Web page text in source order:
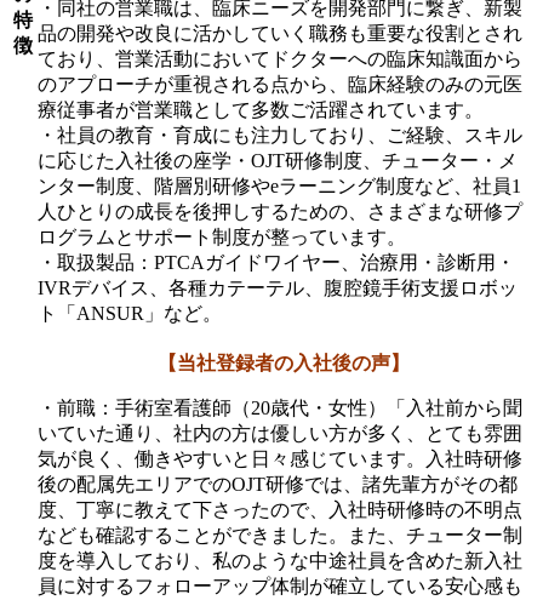
特
徴
・同社の営業職は、臨床ニーズを開発部門に繋ぎ、新製
品の開発や改良に活かしていく職務も重要な役割とされ
ており、営業活動においてドクターへの臨床知識面から
のアプローチが重視される点から、臨床経験のみの元医
療従事者が営業職として多数ご活躍されています。
・社員の教育・育成にも注力しており、ご経験、スキル
に応じた入社後の座学・OJT研修制度、チューター・メ
ンター制度、階層別研修やeラーニング制度など、社員1
人ひとりの成長を後押しするための、さまざまな研修プ
ログラムとサポート制度が整っています。
・取扱製品：PTCAガイドワイヤー、治療用・診断用・
IVRデバイス、各種カテーテル、腹腔鏡手術支援ロボッ
ト「ANSUR」など。
【当社登録者の入社後の声】
・前職：手術室看護師（20歳代・女性）「入社前から聞
いていた通り、社内の方は優しい方が多く、とても雰囲
気が良く、働きやすいと日々感じています。入社時研修
後の配属先エリアでのOJT研修では、諸先輩方がその都
度、丁寧に教えて下さったので、入社時研修時の不明点
なども確認することができました。また、チューター制
度を導入しており、私のような中途社員を含めた新入社
員に対するフォローアップ体制が確立している安心感も